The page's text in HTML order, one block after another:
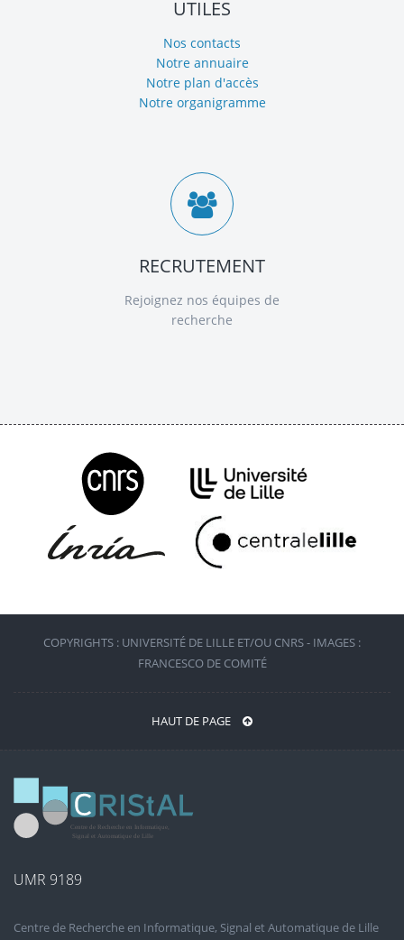
UTILES
Nos contacts
Notre annuaire
Notre plan d'accès
Notre organigramme
RECRUTEMENT
Rejoignez nos équipes de
recherche
COPYRIGHTS : UNIVERSITÉ DE LILLE ET/OU CNRS - IMAGES :
FRANCESCO DE COMITÉ
HAUT DE PAGE
UMR 9189
Centre de Recherche en Informatique, Signal et Automatique de Lille